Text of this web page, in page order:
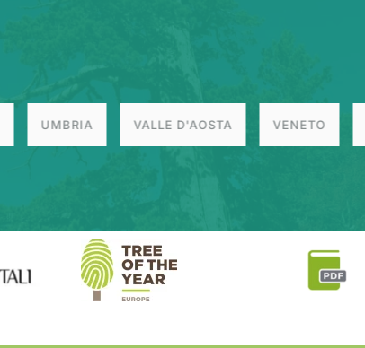
UMBRIA VALLE D'AOSTA VENETO